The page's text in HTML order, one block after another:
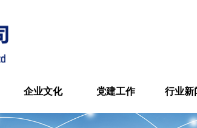
企业文化 党建工作 行业新